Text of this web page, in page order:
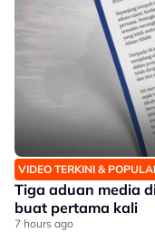
VIDEO TERKINI &
Tiga aduan media
buat pertama kali
7 hours ago